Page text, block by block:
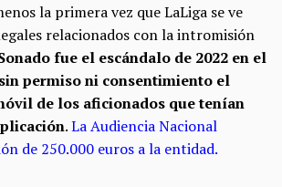
la primera vez que LaLiga se ve
relacionados con la intromisión
fue el escándalo de 2022 en el
permiso ni consentimiento el
de los aficionados que tenían
.La Audiencia Nacional
de 250.000 euros a la entidad.